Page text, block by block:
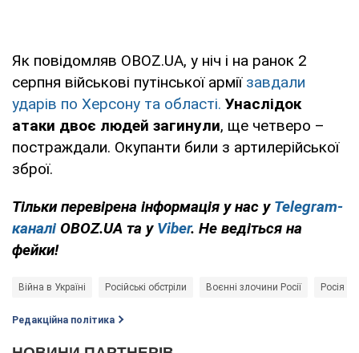
Як повідомляв OBOZ.UA, у ніч і на ранок 2
серпня військові путінської армії завдали
ударів по Херсону та області. Унаслідок
атаки двоє людей загинули, ще четверо –
постраждали. Окупанти били з артилерійської
зброї.
Тільки перевірена інформація у нас у Telegram-
каналі OBOZ.UA та у Viber. Не ведіться на
фейки!
Війна в Україні Російські обстріли Воєнні злочини Росії Росія -
Редакційна політика